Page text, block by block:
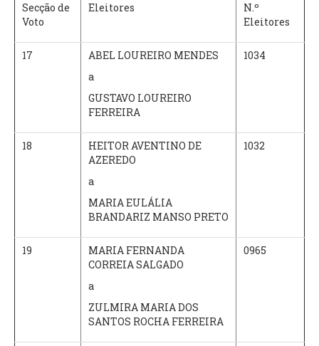
Secção de
Voto
Eleitores
N.º
Eleitores
17
ABEL LOUREIRO MENDES
a
GUSTAVO LOUREIRO
FERREIRA
1034
18
HEITOR AVENTINO DE
AZEREDO
a
MARIA EULÁLIA
BRANDARIZ MANSO PRETO
1032
19
MARIA FERNANDA
CORREIA SALGADO
a
ZULMIRA MARIA DOS
SANTOS ROCHA FERREIRA
0965